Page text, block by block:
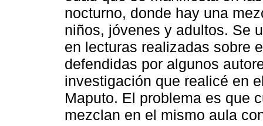
nocturno, donde hay una
niños, jóvenes y adultos. Se
en lecturas realizadas sobre
defendidas por algunos
investigación que realicé en
Maputo. El problema es que
mezclan en el mismo aula